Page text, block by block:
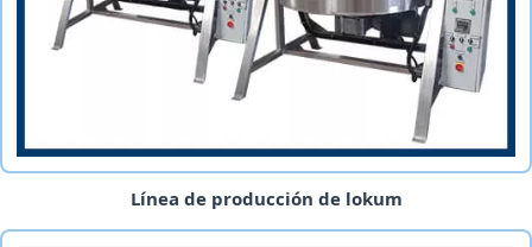
Línea de producción de lokum